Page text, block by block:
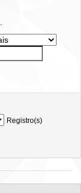
Registro(s)